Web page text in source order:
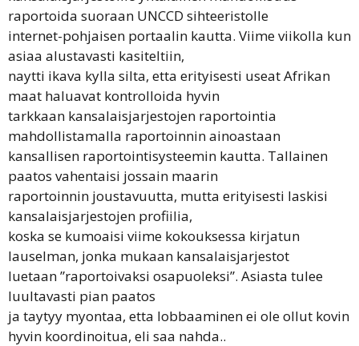
raportoida suoraan UNCCD sihteeristolle
internet-pohjaisen portaalin kautta. Viime viikolla kun
asiaa alustavasti kasiteltiin,
naytti ikava kylla silta, etta erityisesti useat Afrikan
maat haluavat kontrolloida hyvin
tarkkaan kansalaisjarjestojen raportointia
mahdollistamalla raportoinnin ainoastaan
kansallisen raportointisysteemin kautta. Tallainen
paatos vahentaisi jossain maarin
raportoinnin joustavuutta, mutta erityisesti laskisi
kansalaisjarjestojen profiilia,
koska se kumoaisi viime kokouksessa kirjatun
lauselman, jonka mukaan kansalaisjarjestot
luetaan ”raportoivaksi osapuoleksi”. Asiasta tulee
luultavasti pian paatos
ja taytyy myontaa, etta lobbaaminen ei ole ollut kovin
hyvin koordinoitua, eli saa nahda..